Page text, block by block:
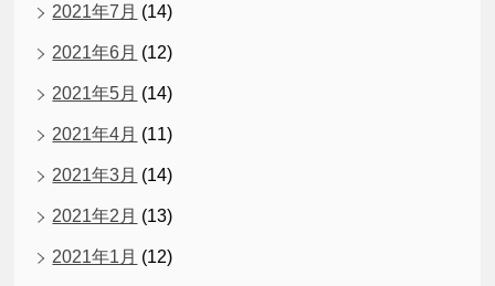
2021年7月 (14)
2021年6月 (12)
2021年5月 (14)
2021年4月 (11)
2021年3月 (14)
2021年2月 (13)
2021年1月 (12)